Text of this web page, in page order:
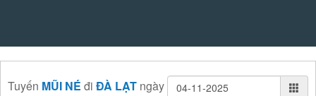
Tuyến MŨI NÉ đi ĐÀ LẠT ngày